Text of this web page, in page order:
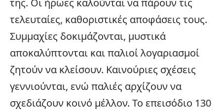
τελευταίες, καθοριστικές αποφάσεις τους.
Συμμαχίες δοκιμάζονται, μυστικά
αποκαλύπτονται και παλιοί λογαριασμοί
ζητούν να κλείσουν. Καινούριες σχέσεις
γεννιούνται, ενώ παλιές αρχίζουν να
σχεδιάζουν κοινό μέλλον. Το επεισόδιο 130